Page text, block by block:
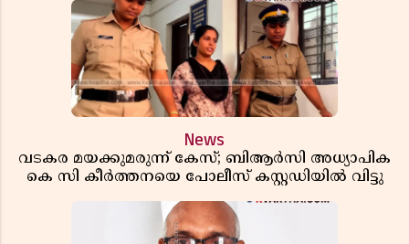
News
വടകര മയക്കുമരുന്ന് കേസ്; ബിആർസി അധ്യാപിക
കെ സി കീർത്തനയെ പോലീസ് കസ്റ്റഡിയിൽ വിട്ടു